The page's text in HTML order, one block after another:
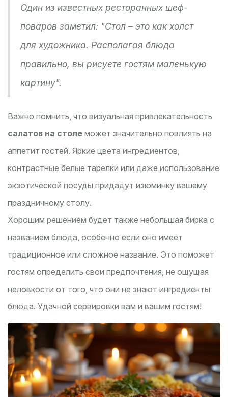
Один из известных ресторанных шеф-
поваров заметил: "Стол – это как холст
для художника. Располагая блюда
правильно, вы рисуете гостям маленькую
картину".
Важно помнить, что визуальная привлекательность
салатов на столе может значительно повлиять на
аппетит гостей. Яркие цвета ингредиентов,
контрастные белые тарелки или даже использование
экзотической посуды придадут изюминку вашему
праздничному столу.
Хорошим решением будет также небольшая бирка с
названием блюда, особенно если оно имеет
традиционное или сложное название. Это поможет
гостям определить свои предпочтения, не ощущая
неловкости от того, что они не знают ингредиенты
блюда. Удачной сервировки вам и вашим гостям!